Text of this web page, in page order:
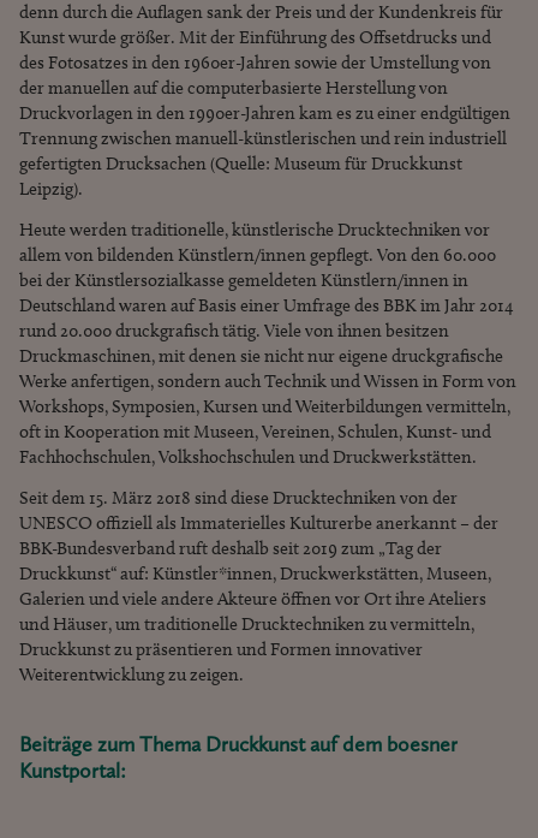
denn durch die Auflagen sank der Preis und der Kundenkreis für
Kunst wurde größer. Mit der Einführung des Offsetdrucks und
des Fotosatzes in den 1960er-Jahren sowie der Umstellung von
der manuellen auf die computerbasierte Herstellung von
Druckvorlagen in den 1990er-Jahren kam es zu einer endgültigen
Trennung zwischen manuell-künstlerischen und rein industriell
gefertigten Drucksachen (Quelle: Museum für Druckkunst
Leipzig).
Heute werden traditionelle, künstlerische Drucktechniken vor
allem von bildenden Künstlern/innen gepflegt. Von den 60.000
bei der Künstlersozialkasse gemeldeten Künstlern/innen in
Deutschland waren auf Basis einer Umfrage des BBK im Jahr 2014
rund 20.000 druckgrafisch tätig. Viele von ihnen besitzen
Druckmaschinen, mit denen sie nicht nur eigene druckgrafische
Werke anfertigen, sondern auch Technik und Wissen in Form von
Workshops, Symposien, Kursen und Weiterbildungen vermitteln,
oft in Kooperation mit Museen, Vereinen, Schulen, Kunst- und
Fachhochschulen, Volkshochschulen und Druckwerkstätten.
Seit dem 15. März 2018 sind diese Drucktechniken von der
UNESCO offiziell als Immaterielles Kulturerbe anerkannt – der
BBK-Bundesverband ruft deshalb seit 2019 zum „Tag der
Druckkunst“ auf: Künstler*innen, Druckwerkstätten, Museen,
Galerien und viele andere Akteure öffnen vor Ort ihre Ateliers
und Häuser, um traditionelle Drucktechniken zu vermitteln,
Druckkunst zu präsentieren und Formen innovativer
Weiterentwicklung zu zeigen.
Beiträge zum Thema Druckkunst auf dem boesner
Kunstportal: